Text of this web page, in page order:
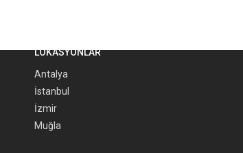
LOKASYONLAR
Antalya
İstanbul
İzmir
Muğla